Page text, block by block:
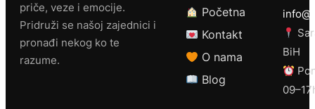
priče, veze i emocije.
Pridruži se našoj zajednici i
pronađi nekog ko te
razume.
Početna
Kontakt
O nama
Blog
BiH